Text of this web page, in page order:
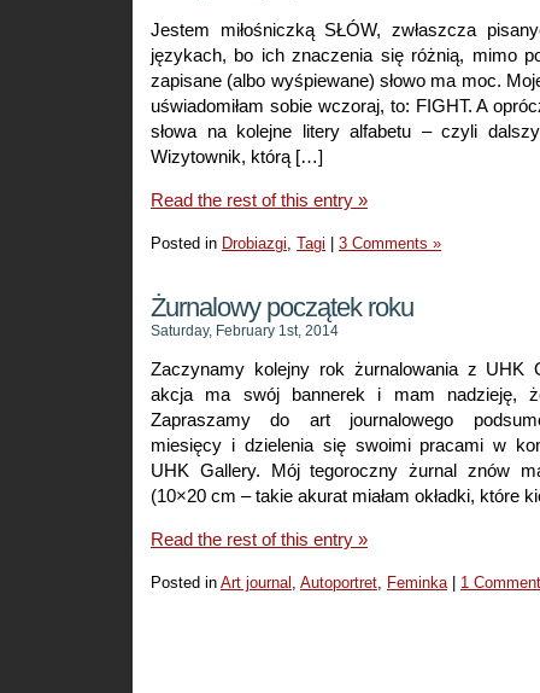
Jestem miłośniczką SŁÓW, zwłaszcza
językach, bo ich znaczenia się różnią, mimo
zapisane (albo wyśpiewane) słowo ma moc.
uświadomiłam sobie wczoraj, to: FIGHT. A
słowa na kolejne litery alfabetu – czyli
Wizytownik, którą […]
Read the rest of this entry »
Posted in Drobiazgi, Tagi 3 Comments »
Żurnalowy początek roku
Saturday, February 1st, 2014
Zaczynamy kolejny rok żurnalowania z UHK
akcja ma swój bannerek i mam nadzieję,
Zapraszamy do art journalowego
miesięcy i dzielenia się swoimi pracami w
UHK Gallery. Mój tegoroczny żurnal znów
(10×20 cm – takie akurat miałam okładki, które
Read the rest of this entry »
Posted in Art journal , Autoportret, Feminka| 1